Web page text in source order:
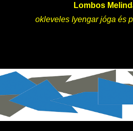
Lombos
okleveles Iyengar jóga és